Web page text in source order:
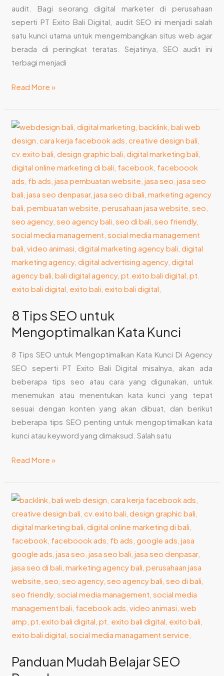
audit. Bagi seorang digital marketer di perusahaan
seperti PT Exito Bali Digital, audit SEO ini menjadi salah
satu kunci utama untuk mengembangkan situs web agar
berada di peringkat teratas. Sejatinya, SEO audit ini
terbagi menjadi
Read More »
8 Tips SEO untuk
Mengoptimalkan Kata Kunci
8 Tips SEO untuk Mengoptimalkan Kata Kunci Di Agency
SEO seperti PT Exito Bali Digital misalnya, akan ada
beberapa tips seo atau cara yang digunakan, untuk
menemukan atau menentukan kata kunci yang tepat
sesuai dengan konten yang akan dibuat, dan berikut
beberapa tips SEO penting untuk mengoptimalkan kata
kunci atau keyword yang dimaksud. Salah satu
8
Tips
SEO
untuk
Mengoptimalkan
Kata
Kunci
Read More »
Panduan Mudah Belajar SEO
Panduan
Mudah
Belajar
SEO
Pemula